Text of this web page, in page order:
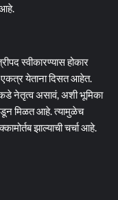
आहे.
स्वीकारण्यास होकार
एकत्र येताना दिसत आहेत.
नेतृत्व असावं, अशी भूमिका
मिळत आहे. त्यामुळेच
झाल्याची चर्चा आहे.